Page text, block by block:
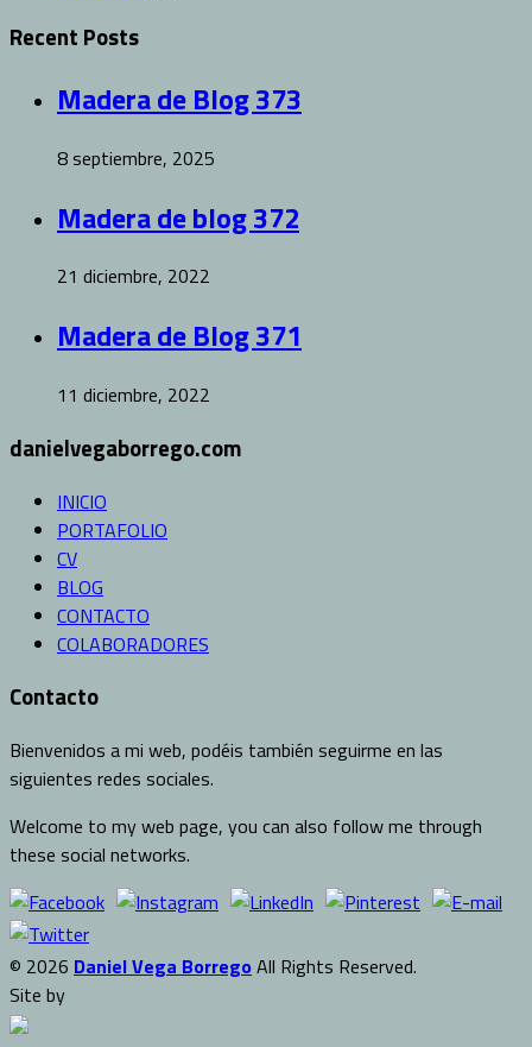
Recent Posts
Madera de Blog 373
8 septiembre, 2025
Madera de blog 372
21 diciembre, 2022
Madera de Blog 371
11 diciembre, 2022
danielvegaborrego.com
INICIO
PORTAFOLIO
CV
BLOG
CONTACTO
COLABORADORES
Contacto
Bienvenidos a mi web, podéis también seguirme en las
siguientes redes sociales.
Welcome to my web page, you can also follow me through
these social networks.
© 2026 Daniel Vega Borrego All Rights Reserved.
Site by